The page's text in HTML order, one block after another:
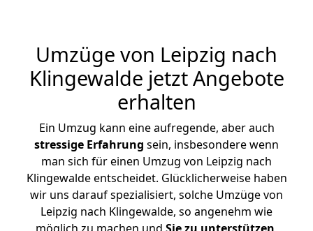
Umzüge von Leipzig nach
Klingewalde jetzt Angebote
erhalten
Ein Umzug kann eine aufregende, aber auch
stressige Erfahrung sein, insbesondere wenn
man sich für einen Umzug von Leipzig nach
Klingewalde entscheidet. Glücklicherweise haben
wir uns darauf spezialisiert, solche Umzüge von
Leipzig nach Klingewalde, so angenehm wie